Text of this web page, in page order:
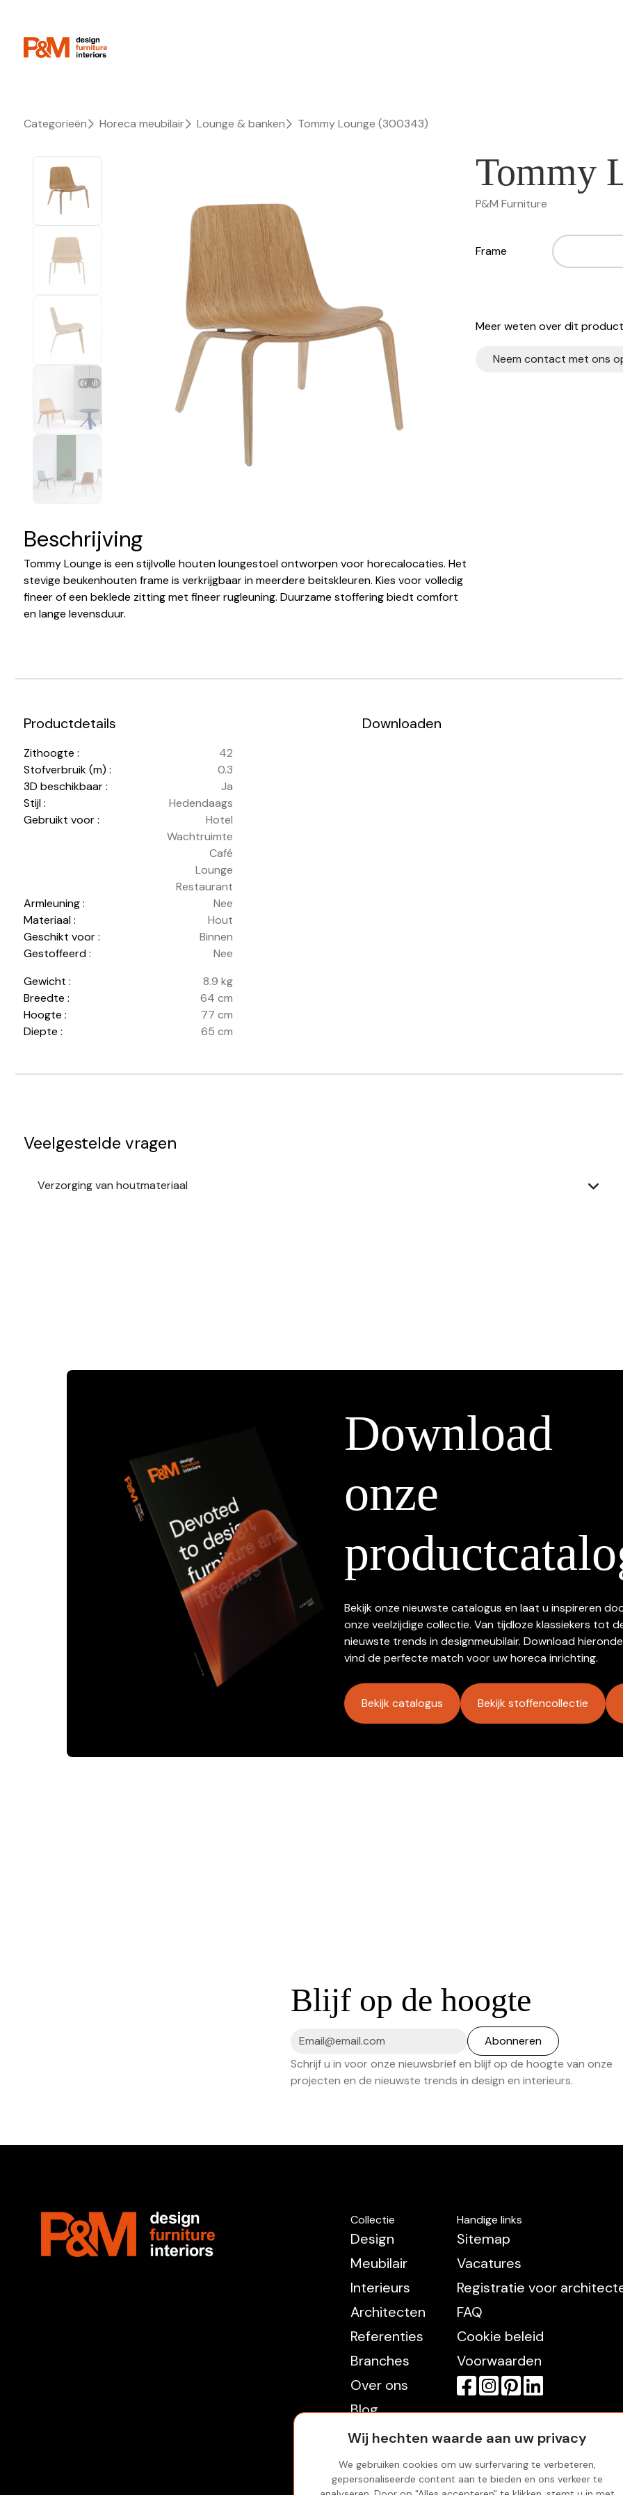
Categorieën Horeca meubilair Lounge & banken Tommy Lounge (300343)
Tommy
P&M Furniture
Frame
Meer weten over dit
Neem contact met ons
Beschrijving
Tommy Lounge is een stijlvolle houten loungestoel ontworpen voor horecalocaties. Het
stevige beukenhouten frame is verkrijgbaar in meerdere beitskleuren. Kies voor volledig
fineer of een beklede zitting met fineer rugleuning. Duurzame stoffering biedt comfort
en lange levensduur.
Productdetails
Zithoogte :
42
Stofverbruik (m) :
0.3
3D beschikbaar :
Ja
Stijl :
Hedendaags
Gebruikt voor :
Hotel
Wachtruimte
Café
Lounge
Restaurant
Armleuning :
Nee
Materiaal :
Hout
Geschikt voor :
Binnen
Gestoffeerd :
Nee
Gewicht :
8.9 kg
Breedte :
64 cm
Hoogte :
77 cm
Diepte :
65 cm
Downloaden
Veelgestelde vragen
Verzorging van houtmateriaal
Download
onze
Bekijk onze nieuwste catalogus en laat u inspireren
onze veelzijdige collectie. Van tijdloze klassiekers tot
nieuwste trends in designmeubilair. Download
vind de perfecte match voor uw horeca inrichting.
Bekijk catalogus Bekijk stoffencollectie
Blijf op de hoogte
Schrijf u in voor onze nieuwsbrief en blijf op de hoogte van onze
projecten en de nieuwste trends in design en interieurs.
Collectie
Design
Meubilair
Interieurs
Architecten
Referenties
Branches
Over ons
Blog
Contact
Handige links
Sitemap
Vacatures
Registratie voor
FAQ
Cookie beleid
Voorwaarden
Rekening
Wij hechten waarde aan uw privacy
We gebruiken cookies om uw surfervaring te verbeteren,
gepersonaliseerde content aan te bieden en ons verkeer te